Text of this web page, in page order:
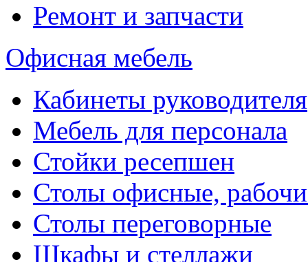
Ремонт и запчасти
Офисная мебель
Кабинеты руководителя
Мебель для персонала
Стойки ресепшен
Столы офисные,
Столы переговорные
Шкафы и стеллажи